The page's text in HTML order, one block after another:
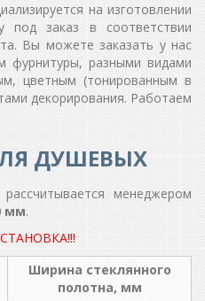
на изготовлении
под заказ в соответствии
Вы можете заказать у нас
фурнитуры, разными видами
цветным (тонированным в
декорирования. Работаем
ДУШЕВЫХ
менеджером
мм.
Ширина стеклянного
полотна, мм